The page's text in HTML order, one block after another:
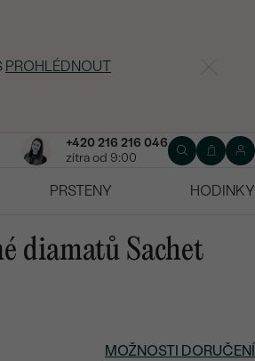
PROHLÉDNOUT
+420 216 216 046
zítra od 9:00
PRSTENY
HODINKY
diamatů Sachet
MOŽNOSTI DORUČENÍ